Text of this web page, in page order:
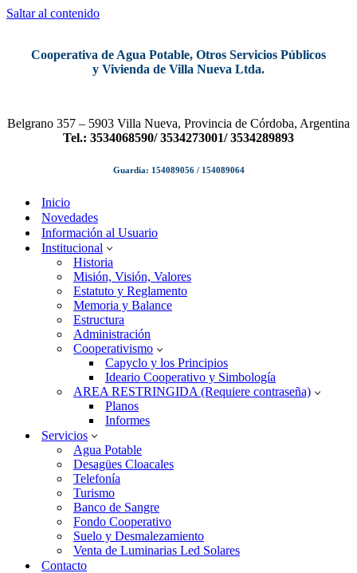
Saltar al contenido
Cooperativa de Agua Potable, Otros Servicios Públicos
y Vivienda de Villa Nueva Ltda.
Belgrano 357 – 5903 Villa Nueva, Provincia de Córdoba, Argentina
Tel.: 3534068590/ 3534273001/ 3534289893
Guardia: 154089056 / 154089064
Inicio
Novedades
Información al Usuario
Institucional
Historia
Misión, Visión, Valores
Estatuto y Reglamento
Memoria y Balance
Estructura
Administración
Cooperativismo
Capyclo y los Principios
Ideario Cooperativo y Simbología
AREA RESTRINGIDA (Requiere contraseña)
Planos
Informes
Servicios
Agua Potable
Desagües Cloacales
Telefonía
Turismo
Banco de Sangre
Fondo Cooperativo
Suelo y Desmalezamiento
Venta de Luminarias Led Solares
Contacto